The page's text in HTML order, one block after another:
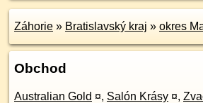
Záhorie » Bratislavský kraj » okres
Obchod
Australian Gold ¤, Salón Krásy ¤,